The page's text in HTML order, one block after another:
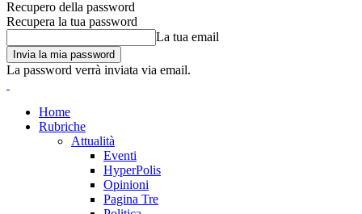
Recupero della password
Recupera la tua password
La tua email
La password verrà inviata via email.
Home
Rubriche
Attualità
Eventi
HyperPolis
Opinioni
Pagina Tre